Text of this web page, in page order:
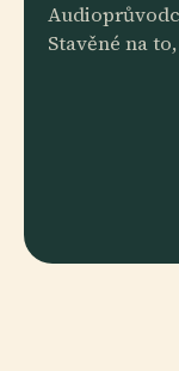
Stavěné na